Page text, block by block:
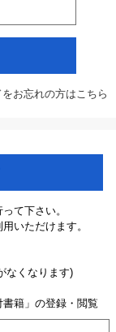
お忘れの方はこちら
て下さい。
いただけます。
なくなります)
籍」の登録・閲覧